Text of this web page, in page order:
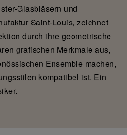
Glasbläsern und
Saint-Louis, zeichnet
durch ihre geometrische
grafischen Merkmale aus,
Ensemble machen,
kompatibel ist. Ein